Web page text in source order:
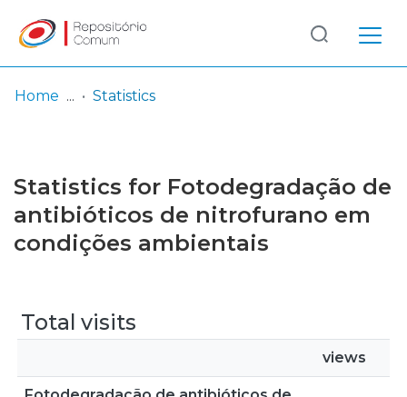
Browse repository
Entities
Log
In
(current)
Home Statistics
Statistics for Fotodegradação de
antibióticos de nitrofurano em
condições ambientais
Total visits
views